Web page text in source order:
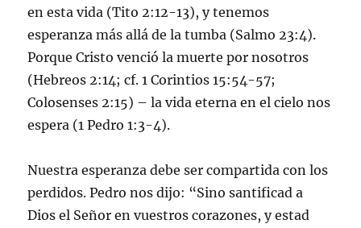
en esta vida (Tito 2:12-13), y tenemos
esperanza más allá de la tumba (Salmo 23:4).
Porque Cristo venció la muerte por nosotros
(Hebreos 2:14; cf. 1 Corintios 15:54-57;
Colosenses 2:15) – la vida eterna en el cielo nos
espera (1 Pedro 1:3-4).
Nuestra esperanza debe ser compartida con los
perdidos. Pedro nos dijo: “Sino santificad a
Dios el Señor en vuestros corazones, y estad